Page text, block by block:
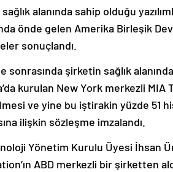
alanında sahip olduğu
önde gelen Amerika Birleşik
sonuçlandı.
sonrasında şirketin sağlık
kurulan New York merkezli
ve yine bu iştirakin yüzde 51
ilişkin sözleşme imzalandı.
Yönetim Kurulu Üyesi İhsan
ABD merkezli bir şirketten